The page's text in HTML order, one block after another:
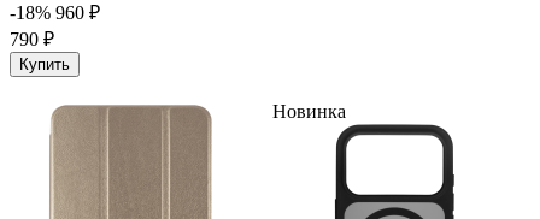
-18% 960 ₽
790 ₽
Купить
Новинка